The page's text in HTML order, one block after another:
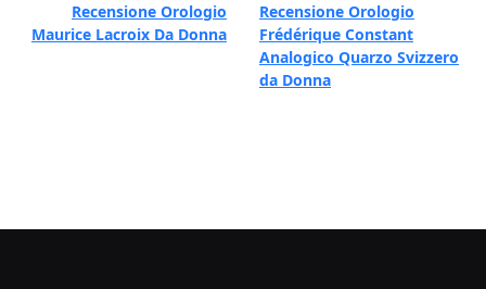
Recensione Orologio
Maurice Lacroix Da Donna
Recensione Orologio
Frédérique Constant
Analogico Quarzo Svizzero
da Donna